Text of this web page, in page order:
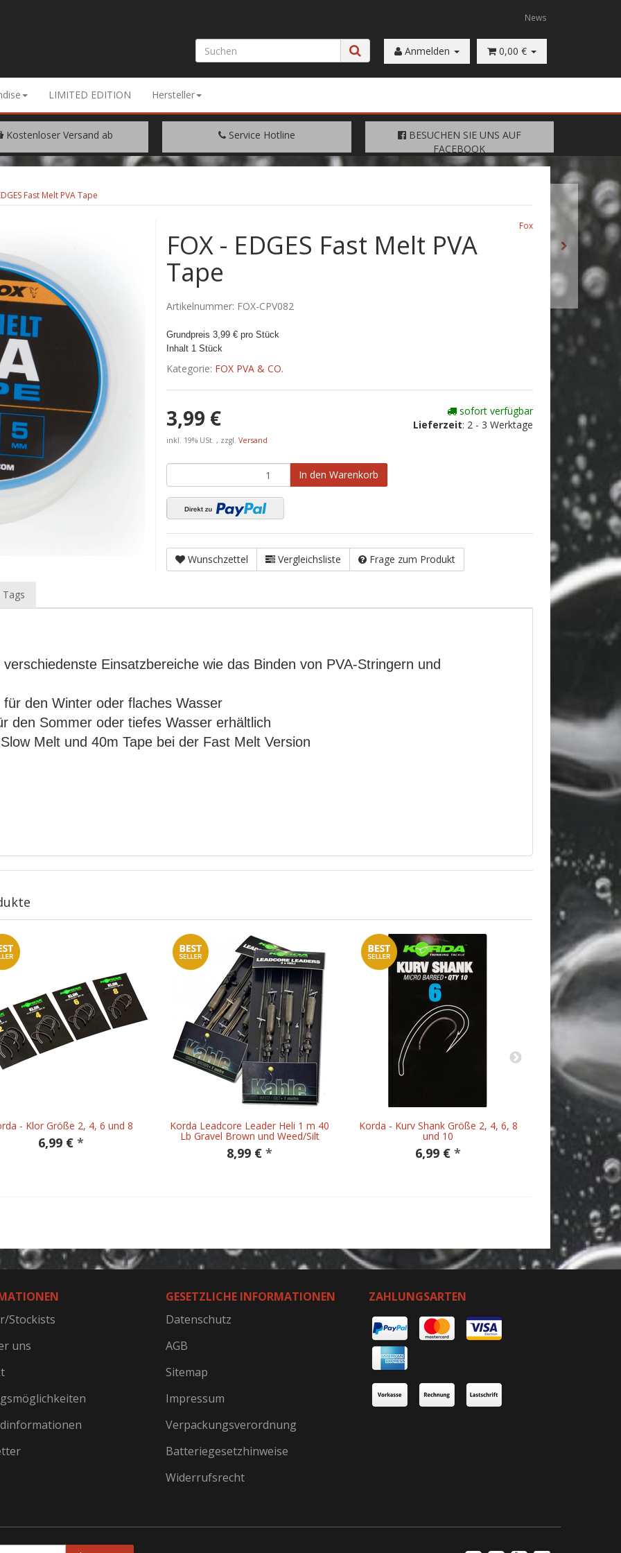
News
Anmelden 0,00 €
LIMITED EDITION Hersteller
Kostenloser Versand ab
WARENWERT VON € 200.- Service Hotline
+49 (0) 9429/948344
BESUCHEN SIE UNS AUF
FACEBOOK
BESUCHEN SIE UNS AUF
FACEBOOK
Fast Melt PVA Tape
Fox
FOX - EDGES Fast Melt PVA
Tape
Artikelnummer: FOX-CPV082
Grundpreis 3,99 € pro Stück
Inhalt 1 Stück
Kategorie: FOX PVA & CO.
3,99 €
inkl. 19% USt. , zzgl. Versand
sofort verfügbar
Lieferzeit: 2 - 3 Werktage
In den Warenkorb
Wunschzettel Vergleichsliste Frage zum Produkt
Einsatzbereiche wie das Binden von PVA-Stringern und
den Winter oder flaches Wasser
den Sommer oder tiefes Wasser erhältlich
Melt und 40m Tape bei der Fast Melt Version
- Klor Größe 2, 4, 6 und 8
6,99 € *
Korda Leadcore Leader Heli 1 m 40
Lb Gravel Brown und Weed/Silt
8,99 € *
Korda - Kurv Shank Größe 2, 4, 6, 8
und 10
6,99 € *
Korda -
Stockists
uns
GESETZLICHE INFORMATIONEN
Datenschutz
AGB
Sitemap
Impressum
Verpackungsverordnung
Batteriegesetzhinweise
Widerrufsrecht
ZAHLUNGSARTEN